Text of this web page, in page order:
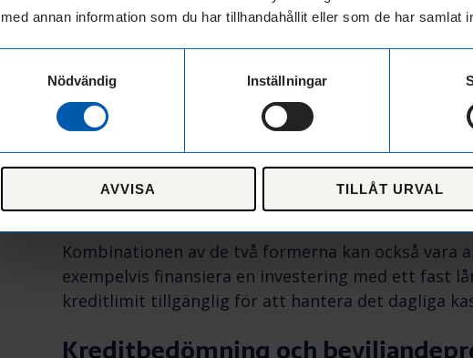
med annan information som du har tillhandahållit eller som de har samlat
Nödvändig
Inställningar
AVVISA TILLÅT URVAL
krediten sker enkelt via Mina Sidor, online, dygnet
När ett fast företagslån passar bäst
Ett traditionellt företagslån med fast belopp
investeringar med en känd prislapp: ny utrustning,
rekrytering eller ett specifikt projekt med tydlig
betalas ut direkt och återbetalas på ett
situationer där företaget vet exakt hur mycket
Kombinationen av de två formerna kan också vara
exempelvis finansiera en investering med ett fast
kreditlimit tillgänglig för att hantera det dagliga